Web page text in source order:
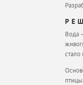
Вода